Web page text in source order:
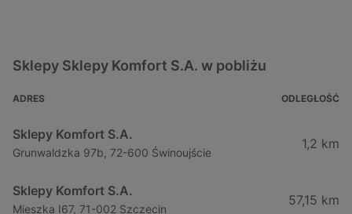
Sklepy Sklepy Komfort S.A. w pobliżu
ADRES ODLEGŁOŚĆ
Sklepy Komfort S.A.
Grunwaldzka 97b, 72-600 Świnoujście
1,2 km
Sklepy Komfort S.A.
Mieszka I67, 71-002 Szczecin
57,15 km